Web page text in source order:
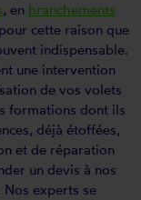
, en branchements
cette raison que
indispensable.
une intervention
de vos volets
formations dont ils
déjà étoffées,
et de réparation
un devis à nos
experts se